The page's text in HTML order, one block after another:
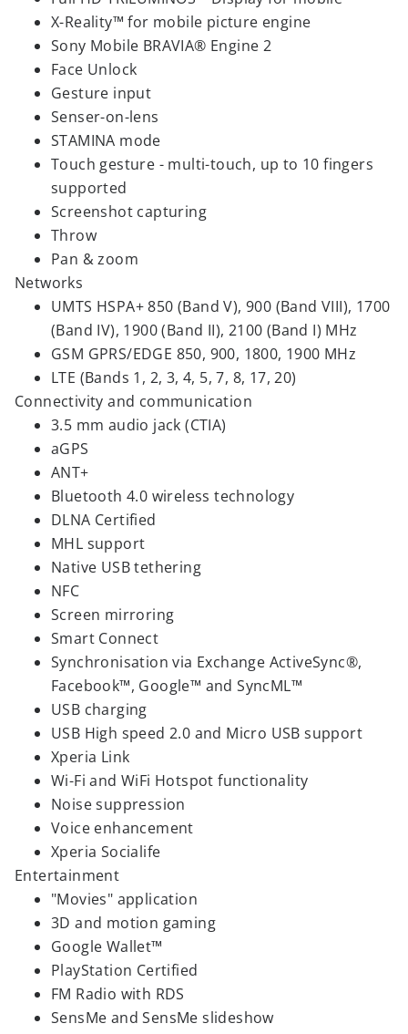
X-Reality™ for mobile picture engine
Sony Mobile BRAVIA® Engine 2
Face Unlock
Gesture input
Senser-on-lens
STAMINA mode
Touch gesture - multi-touch, up to 10 fingers
supported
Screenshot capturing
Throw
Pan & zoom
Networks
UMTS HSPA+ 850 (Band V), 900 (Band VIII), 1700
(Band IV), 1900 (Band II), 2100 (Band I) MHz
GSM GPRS/EDGE 850, 900, 1800, 1900 MHz
LTE (Bands 1, 2, 3, 4, 5, 7, 8, 17, 20)
Connectivity and communication
3.5 mm audio jack (CTIA)
aGPS
ANT+
Bluetooth 4.0 wireless technology
DLNA Certified
MHL support
Native USB tethering
NFC
Screen mirroring
Smart Connect
Synchronisation via Exchange ActiveSync®,
Facebook™, Google™ and SyncML™
USB charging
USB High speed 2.0 and Micro USB support
Xperia Link
Wi-Fi and WiFi Hotspot functionality
Noise suppression
Voice enhancement
Xperia Socialife
Entertainment
"Movies" application
3D and motion gaming
Google Wallet™
PlayStation Certified
FM Radio with RDS
SensMe and SensMe slideshow